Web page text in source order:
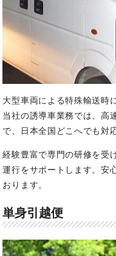
大型車両による特殊輸送時
当社の誘導車業務では、高
で、日本全国どこへでも対
経験豊富で専門の研修を受
運行をサポートします。安
おります。
単身引越便